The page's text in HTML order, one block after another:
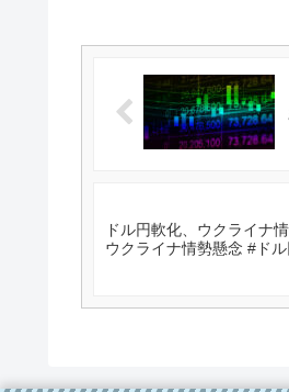
ドル円軟化、ウクライナ
ウクライナ情勢懸念 #ド